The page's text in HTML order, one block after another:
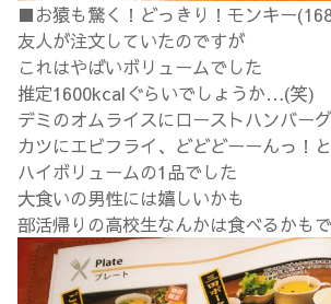
■お猿も驚く！どっきり！モンキー
友人が注文していたのですが
これはやばいボリュームでした
推定1600kcalぐらいでしょうか…(笑)
デミのオムライスにローストハンバーグ
カツにエビフライ、どどどーーんっ！と
ハイボリュームの1品でした
大食いの男性には嬉しいかも
部活帰りの高校生なんかは食べるかも